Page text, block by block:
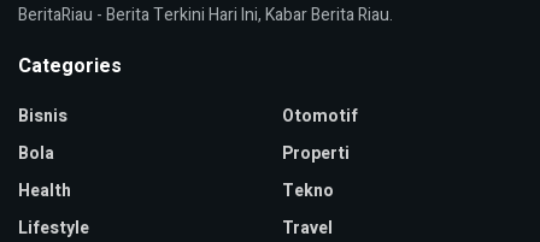
BeritaRiau - Berita Terkini Hari Ini, Kabar Berita Riau.
Categories
Bisnis
Bola
Health
Lifestyle
Otomotif
Properti
Tekno
Travel